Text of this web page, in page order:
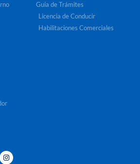
Guía de Trámites
Licencia de Conducir
Habilitaciones Comerciales